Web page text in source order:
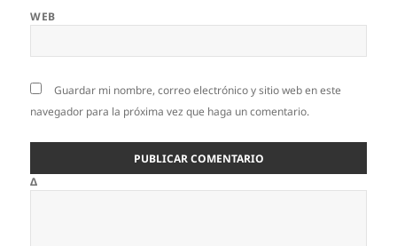
WEB
Guardar mi nombre, correo electrónico y sitio web en este
navegador para la próxima vez que haga un comentario.
Δ